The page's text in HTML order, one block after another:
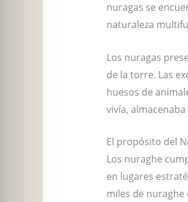
nuragas se
naturaleza
Los nuragas
de la torre. Las
huesos de
vivía,
El propósito del
Los nuraghe
en lugares
miles de